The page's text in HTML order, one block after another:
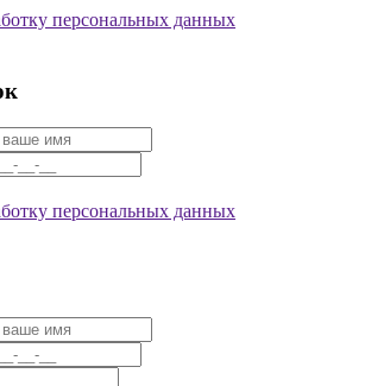
персональных данных
персональных данных